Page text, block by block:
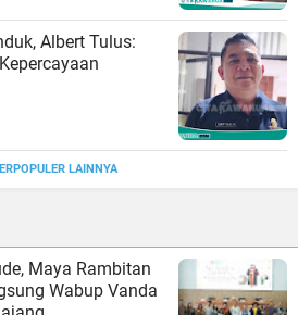
Albert Tulus:
LAINNYA
Maya Rambitan
Wabup Vanda